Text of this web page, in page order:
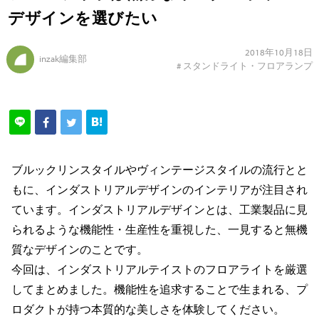
デザインを選びたい
inzak編集部
2018年10月18日
# スタンドライト・フロアランプ
ブルックリンスタイルやヴィンテージスタイルの流行とと
もに、インダストリアルデザインのインテリアが注目され
ています。インダストリアルデザインとは、工業製品に見
られるような機能性・生産性を重視した、一見すると無機
質なデザインのことです。
今回は、インダストリアルテイストのフロアライトを厳選
してまとめました。機能性を追求することで生まれる、プ
ロダクトが持つ本質的な美しさを体験してください。